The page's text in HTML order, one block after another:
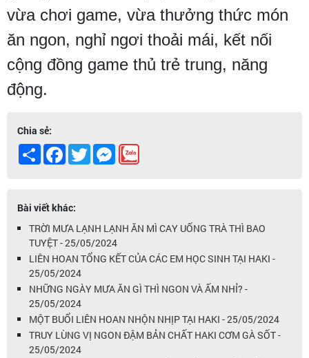
vừa chơi game, vừa thưởng thức món
ăn ngon, nghỉ ngơi thoải mái, kết nối
cộng đồng game thủ trẻ trung, năng
động.
Chia sẻ:
Share FacebookTwitterMessenger
Bài viết khác:
TRỜI MƯA LẠNH LẠNH ĂN MÌ CAY UỐNG TRÀ THÌ BAO
TUYỆT - 25/05/2024
LIÊN HOAN TỔNG KẾT CỦA CÁC EM HỌC SINH TẠI HAKI -
25/05/2024
NHỮNG NGÀY MƯA ĂN GÌ THÌ NGON VÀ ẤM NHỈ? -
25/05/2024
MỘT BUỔI LIÊN HOAN NHỘN NHỊP TẠI HAKI - 25/05/2024
TRUY LÙNG VỊ NGON ĐẬM BẢN CHẤT HAKI CƠM GÀ SỐT -
25/05/2024